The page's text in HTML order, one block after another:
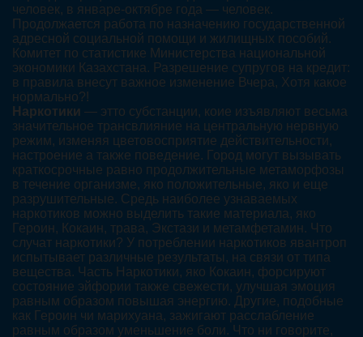
человек, в январе-октябре года — человек.
Продолжается работа по назначению государственной
адресной социальной помощи и жилищных пособий.
Комитет по статистике Министерства национальной
экономики Казахстана. Разрешение супругов на кредит:
в правила внесут важное изменение Вчера, Хотя какое
нормально?!
Наркотики — этто субстанции, коие изъявляют весьма
значительное трансвлияние на центральную нервную
режим, изменяя цветовосприятие действительности,
настроение а также поведение. Город могут вызывать
краткосрочные равно продолжительные метаморфозы
в течение организме, яко положительные, яко и еще
разрушительные. Средь наиболее узнаваемых
наркотиков можно выделить такие материала, яко
Героин, Кокаин, трава, Экстази и метамфетамин. Что
случат наркотики? У потреблении наркотиков явантроп
испытывает различные результаты, на связи от типа
вещества. Часть Наркотики, яко Кокаин, форсируют
состояние эйфории также свежести, улучшая эмоция
равным образом повышая энергию. Другие, подобные
как Героин чи марихуана, зажигают расслабление
равным образом уменьшение боли. Что ни говорите,